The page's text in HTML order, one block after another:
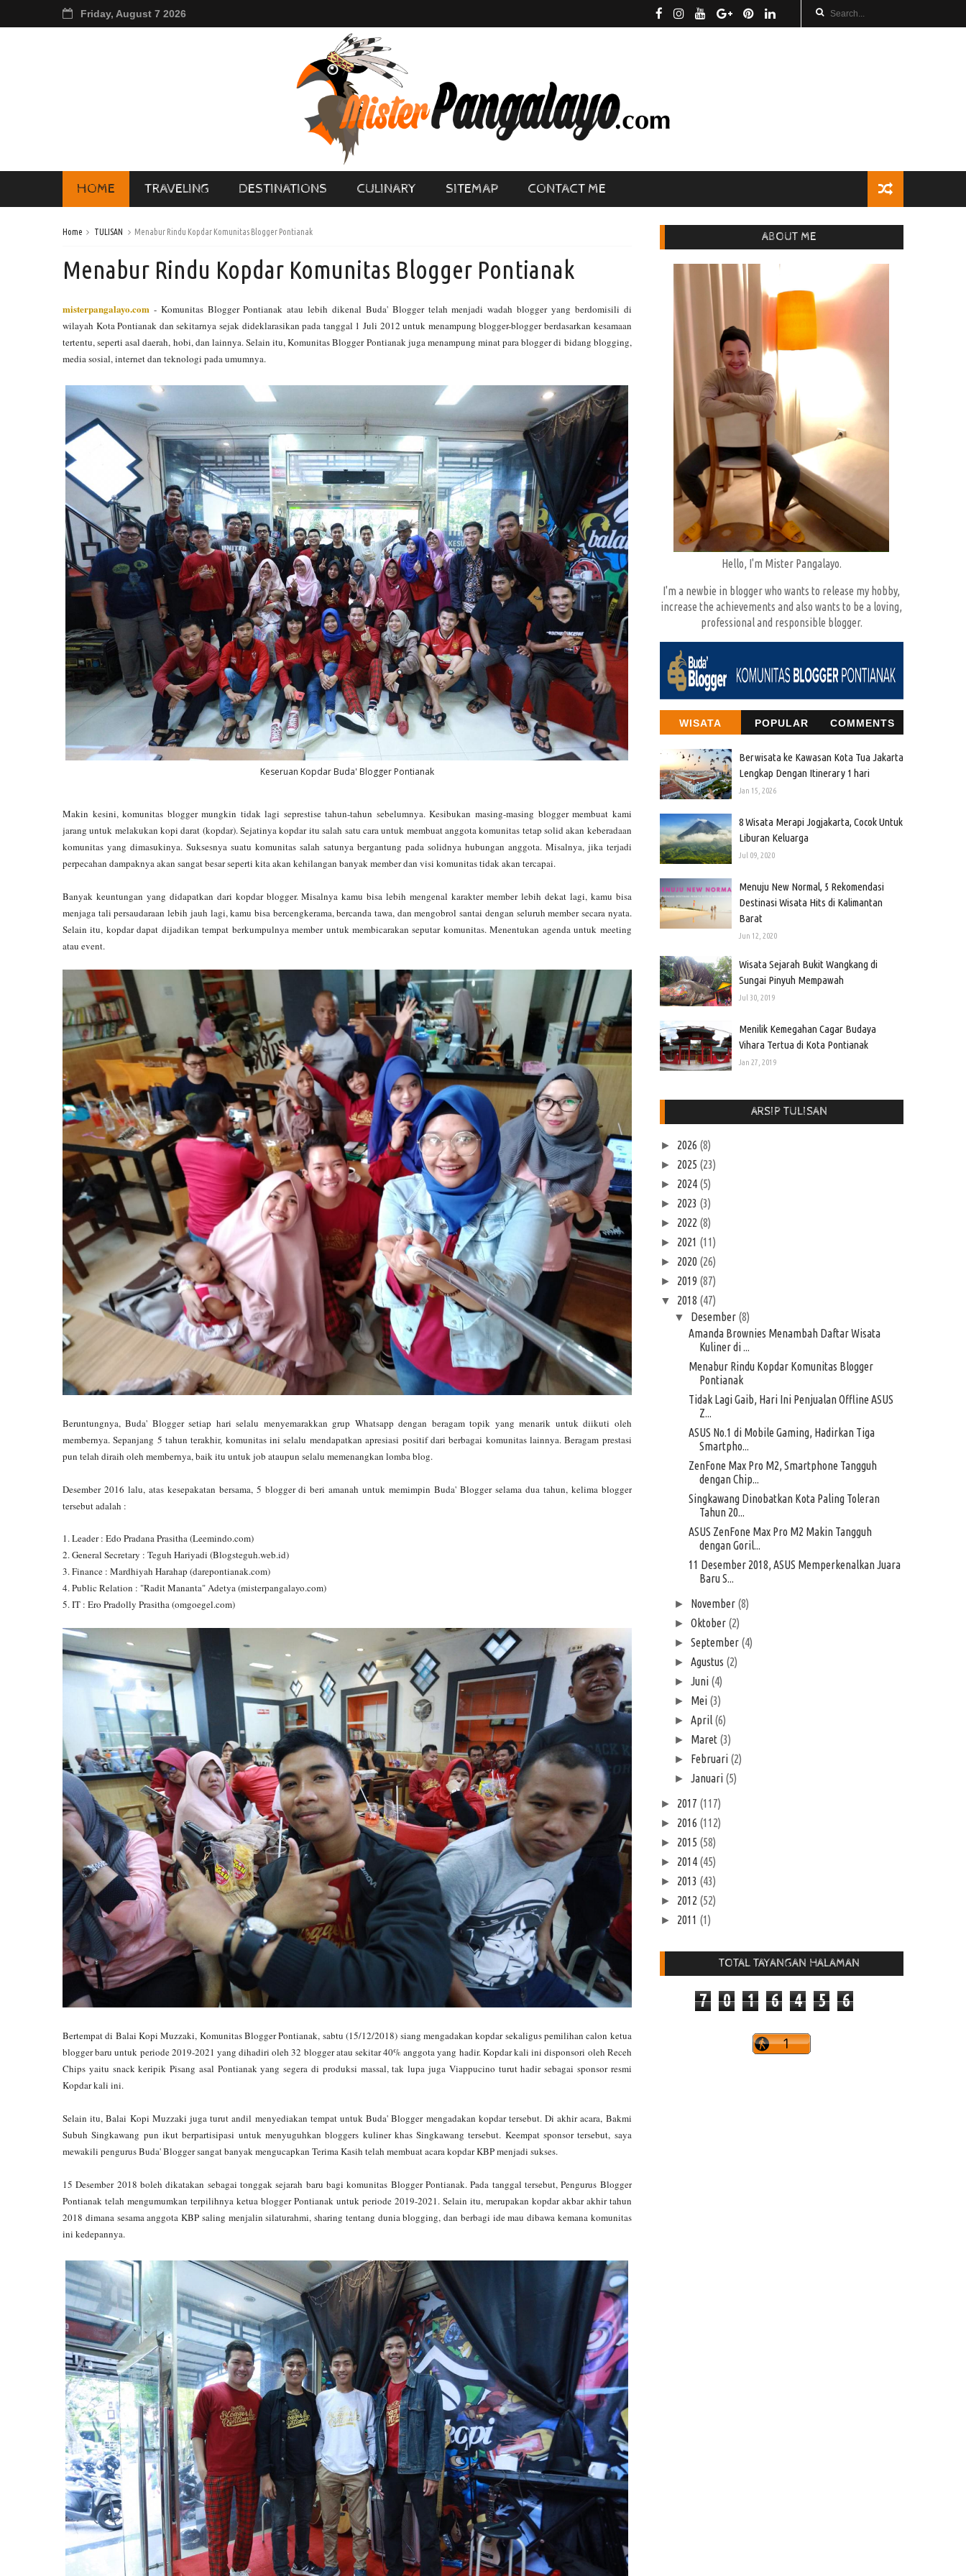
Friday, August 7 2026
HOME TRAVELING DESTINATIONS CULINARY SITEMAP CONTACT ME
Home TULISAN Menabur Rindu Kopdar Komunitas Blogger Pontianak
Menabur Rindu Kopdar Komunitas Blogger Pontianak
misterpangalayo.com - Komunitas Blogger Pontianak atau lebih dikenal Buda' Blogger telah menjadi wadah blogger yang berdomisili di
wilayah Kota Pontianak dan sekitarnya sejak dideklarasikan pada tanggal 1 Juli 2012 untuk menampung blogger-blogger berdasarkan kesamaan
tertentu, seperti asal daerah, hobi, dan lainnya. Selain itu, Komunitas Blogger Pontianak juga menampung minat para blogger di bidang blogging,
media sosial, internet dan teknologi pada umumnya.
Keseruan Kopdar Buda' Blogger Pontianak
Makin kesini, komunitas blogger mungkin tidak lagi seprestise tahun-tahun sebelumnya. Kesibukan masing-masing blogger membuat kami
jarang untuk melakukan kopi darat (kopdar). Sejatinya kopdar itu salah satu cara untuk membuat anggota komunitas tetap solid akan keberadaan
komunitas yang dimasukinya. Suksesnya suatu komunitas salah satunya bergantung pada solidnya hubungan anggota. Misalnya, jika terjadi
perpecahan dampaknya akan sangat besar seperti kita akan kehilangan banyak member dan visi komunitas tidak akan tercapai.
Banyak keuntungan yang didapatkan dari kopdar blogger. Misalnya kamu bisa lebih mengenal karakter member lebih dekat lagi, kamu bisa
menjaga tali persaudaraan lebih jauh lagi, kamu bisa bercengkerama, bercanda tawa, dan mengobrol santai dengan seluruh member secara nyata.
Selain itu, kopdar dapat dijadikan tempat berkumpulnya member untuk membicarakan seputar komunitas. Menentukan agenda untuk meeting
atau event.
Beruntungnya, Buda' Blogger setiap hari selalu menyemarakkan grup Whatsapp dengan beragam topik yang menarik untuk diikuti oleh
membernya. Sepanjang 5 tahun terakhir, komunitas ini selalu mendapatkan apresiasi positif dari berbagai komunitas lainnya. Beragam prestasi
pun telah diraih oleh membernya, baik itu untuk job ataupun selalu memenangkan lomba blog.
Desember 2016 lalu, atas kesepakatan bersama, 5 blogger di beri amanah untuk memimpin Buda' Blogger selama dua tahun, kelima blogger
tersebut adalah :
1. Leader : Edo Pradana Prasitha (Leemindo.com)
2. General Secretary : Teguh Hariyadi (Blogsteguh.web.id)
3. Finance : Mardhiyah Harahap (darepontianak.com)
4. Public Relation : "Radit Mananta" Adetya (misterpangalayo.com)
5. IT : Ero Pradolly Prasitha (omgoegel.com)
Bertempat di Balai Kopi Muzzaki, Komunitas Blogger Pontianak, sabtu (15/12/2018) siang mengadakan kopdar sekaligus pemilihan calon ketua
blogger baru untuk periode 2019-2021 yang dihadiri oleh 32 blogger atau sekitar 40% anggota yang hadir. Kopdar kali ini disponsori oleh Receh
Chips yaitu snack keripik Pisang asal Pontianak yang segera di produksi massal, tak lupa juga Viappucino turut hadir sebagai sponsor resmi
Kopdar kali ini.
Selain itu, Balai Kopi Muzzaki juga turut andil menyediakan tempat untuk Buda' Blogger mengadakan kopdar tersebut. Di akhir acara, Bakmi
Subuh Singkawang pun ikut berpartisipasi untuk menyuguhkan bloggers kuliner khas Singkawang tersebut. Keempat sponsor tersebut, saya
mewakili pengurus Buda' Blogger sangat banyak mengucapkan Terima Kasih telah membuat acara kopdar KBP menjadi sukses.
15 Desember 2018 boleh dikatakan sebagai tonggak sejarah baru bagi komunitas Blogger Pontianak. Pada tanggal tersebut, Pengurus Blogger
Pontianak telah mengumumkan terpilihnya ketua blogger Pontianak untuk periode 2019-2021. Selain itu, merupakan kopdar akbar akhir tahun
2018 dimana sesama anggota KBP saling menjalin silaturahmi, sharing tentang dunia blogging, dan berbagi ide mau dibawa kemana komunitas
ini kedepannya.
ABOUT ME
Hello, I'm Mister Pangalayo.
I'm a newbie in blogger who wants to release my hobby,
increase the achievements and also wants to be a loving,
professional and responsible blogger.
WISATA POPULAR COMMENTS
Berwisata ke Kawasan Kota Tua Jakarta
Lengkap Dengan Itinerary 1 hari
Jan 15, 2026
8 Wisata Merapi Jogjakarta, Cocok Untuk
Liburan Keluarga
Jul 09, 2020
Menuju New Normal, 5 Rekomendasi
Destinasi Wisata Hits di Kalimantan
Barat
Jun 12, 2020
Wisata Sejarah Bukit Wangkang di
Sungai Pinyuh Mempawah
Jul 30, 2019
Menilik Kemegahan Cagar Budaya
Vihara Tertua di Kota Pontianak
Jan 27, 2019
ARSIP TULISAN
► 2026 (8)
► 2025 (23)
► 2024 (5)
► 2023 (3)
► 2022 (8)
► 2021 (11)
► 2020 (26)
► 2019 (87)
▼ 2018 (47)
▼ Desember (8)
Amanda Brownies Menambah Daftar Wisata
Kuliner di ...
Menabur Rindu Kopdar Komunitas Blogger
Pontianak
Tidak Lagi Gaib, Hari Ini Penjualan Offline ASUS
Z...
ASUS No.1 di Mobile Gaming, Hadirkan Tiga
Smartpho...
ZenFone Max Pro M2, Smartphone Tangguh
dengan Chip...
Singkawang Dinobatkan Kota Paling Toleran
Tahun 20...
ASUS ZenFone Max Pro M2 Makin Tangguh
dengan Goril...
11 Desember 2018, ASUS Memperkenalkan Juara
Baru S...
► November (8)
► Oktober (2)
► September (4)
► Agustus (2)
► Juni (4)
► Mei (3)
► April (6)
► Maret (3)
► Februari (2)
► Januari (5)
► 2017 (117)
► 2016 (112)
► 2015 (58)
► 2014 (45)
► 2013 (43)
► 2012 (52)
► 2011 (1)
TOTAL TAYANGAN HALAMAN
7 0 1 6 4 5 6